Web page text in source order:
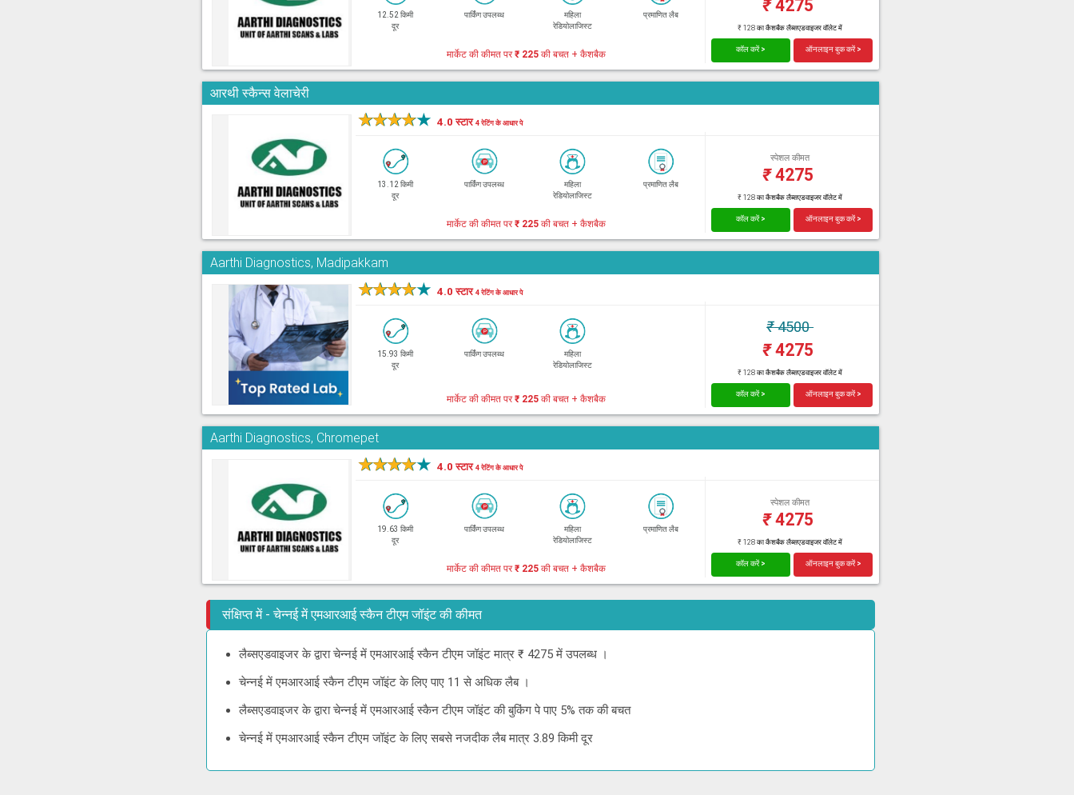
12.52 किमी
दूर
पार्किंग उपलब्ध
महिला
रेडियोलाजिस्ट
प्रमाणित लैब ₹4275
₹ 128 का कैशबैक लैब्सएडवाइजर वॉलेट में
मार्केट की कीमत पर₹ 225 की बचत + कैशबैक कॉल करें > ऑनलाइन बुक करें >
आरथी स्कैन्स वेलाचेरी
★★★★★ 4.0 स्टार4 रेटिंग के आधार पे
13.12 किमी
दूर
पार्किंग उपलब्ध
महिला
रेडियोलाजिस्ट
प्रमाणित लैब
स्पेशल कीमत
₹4275
₹ 128 का कैशबैक लैब्सएडवाइजर वॉलेट में
मार्केट की कीमत पर₹ 225 की बचत + कैशबैक कॉल करें > ऑनलाइन बुक करें >
Aarthi Diagnostics, Madipakkam
★★★★★ 4.0 स्टार4 रेटिंग के आधार पे
15.93 किमी
दूर
पार्किंग उपलब्ध
महिला
रेडियोलाजिस्ट
₹4500
₹4275
₹ 128 का कैशबैक लैब्सएडवाइजर वॉलेट में
मार्केट की कीमत पर₹ 225 की बचत + कैशबैक कॉल करें > ऑनलाइन बुक करें >
Aarthi Diagnostics, Chromepet
★★★★★ 4.0 स्टार4 रेटिंग के आधार पे
19.63 किमी
दूर
पार्किंग उपलब्ध
महिला
रेडियोलाजिस्ट
प्रमाणित लैब
स्पेशल कीमत
₹4275
₹ 128 का कैशबैक लैब्सएडवाइजर वॉलेट में
मार्केट की कीमत पर₹ 225 की बचत + कैशबैक कॉल करें > ऑनलाइन बुक करें >
संक्षिप्त में - चेन्नई में एमआरआई स्कैन टीएम जॉइंट की कीमत
लैब्सएडवाइजर के द्वारा चेन्नई में एमआरआई स्कैन टीएम जॉइंट मात्र ₹ 4275 में उपलब्ध ।
चेन्नई में एमआरआई स्कैन टीएम जॉइंट के लिए पाए 11 से अधिक लैब ।
लैब्सएडवाइजर के द्वारा चेन्नई में एमआरआई स्कैन टीएम जॉइंट की बुकिंग पे पाए 5% तक की बचत
चेन्नई में एमआरआई स्कैन टीएम जॉइंट के लिए सबसे नजदीक लैब मात्र 3.89 किमी दूर